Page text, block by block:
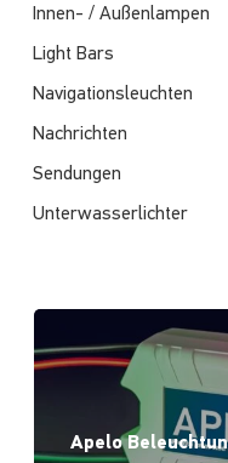
Innen- / Außenlampen
Light Bars
Navigationsleuchten
Nachrichten
Sendungen
Unterwasserlichter
Apelo